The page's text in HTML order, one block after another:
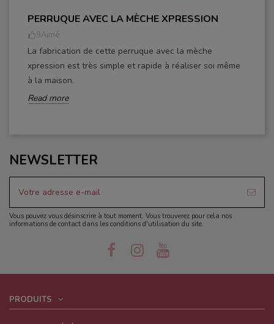
PERRUQUE AVEC LA MÈCHE XPRESSION
9Aimé
La fabrication de cette perruque avec la mèche
xpression est très simple et rapide à réaliser soi même
à la maison.
Read more
NEWSLETTER
Vous pouvez vous désinscrire à tout moment. Vous trouverez pour cela nos
informations de contact dans les conditions d'utilisation du site.
PRODUITS